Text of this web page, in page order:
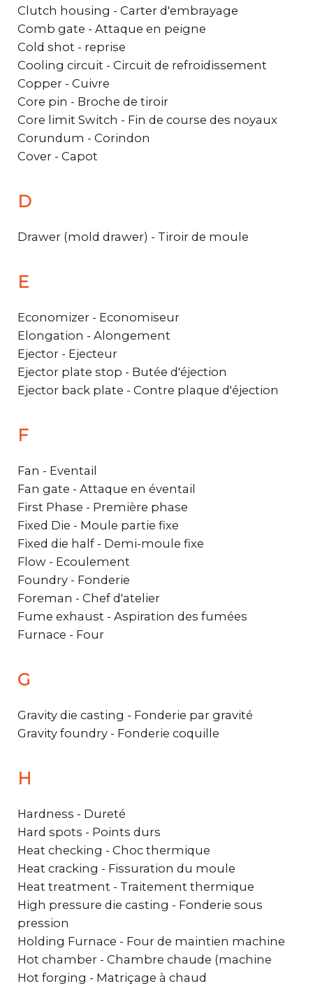
Clutch housing - Carter d'embrayage
Comb gate - Attaque en peigne
Cold shot - reprise
Cooling circuit - Circuit de refroidissement
Copper - Cuivre
Core pin - Broche de tiroir
Core limit Switch - Fin de course des noyaux
Corundum - Corindon
Cover - Capot
D
Drawer (mold drawer) - Tiroir de moule
E
Economizer - Economiseur
Elongation - Alongement
Ejector - Ejecteur
Ejector plate stop - Butée d'éjection
Ejector back plate - Contre plaque d'éjection
F
Fan - Eventail
Fan gate - Attaque en éventail
First Phase - Première phase
Fixed Die - Moule partie fixe
Fixed die half - Demi-moule fixe
Flow - Ecoulement
Foundry - Fonderie
Foreman - Chef d'atelier
Fume exhaust - Aspiration des fumées
Furnace - Four
G
Gravity die casting - Fonderie par gravité
Gravity foundry - Fonderie coquille
H
Hardness - Dureté
Hard spots - Points durs
Heat checking - Choc thermique
Heat cracking - Fissuration du moule
Heat treatment - Traitement thermique
High pressure die casting - Fonderie sous
pression
Holding Furnace - Four de maintien machine
Hot chamber - Chambre chaude (machine
Hot forging - Matriçage à chaud